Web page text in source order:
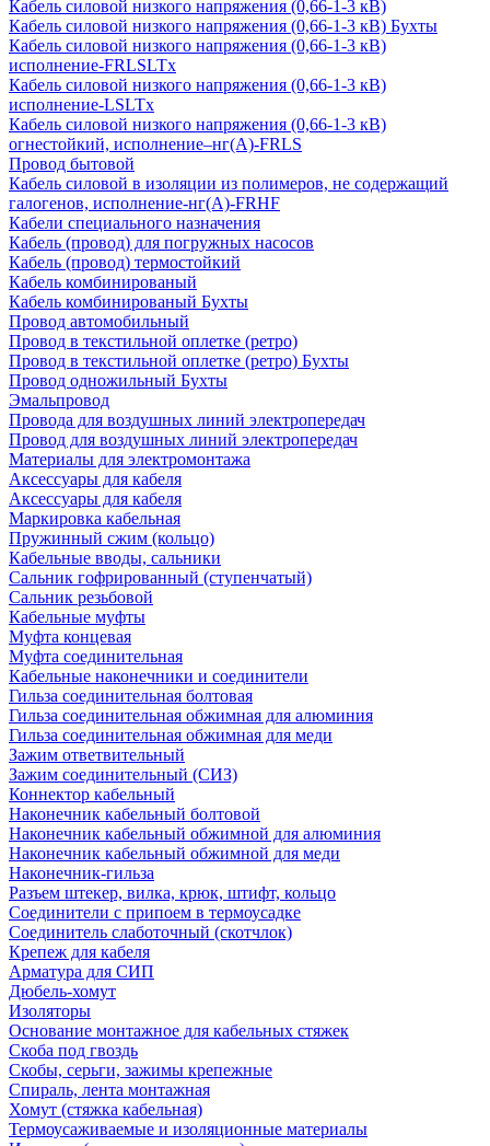
Кабель силовой низкого напряжения (0,66-1-3 кВ)
Кабель силовой низкого напряжения (0,66-1-3 кВ) Бухты
Кабель силовой низкого напряжения (0,66-1-3 кВ)
исполнение-FRLSLTx
Кабель силовой низкого напряжения (0,66-1-3 кВ)
исполнение-LSLTx
Кабель силовой низкого напряжения (0,66-1-3 кВ)
огнестойкий, исполнение–нг(А)-FRLS
Провод бытовой
Кабель силовой в изоляции из полимеров, не содержащий
галогенов, исполнение-нг(А)-FRHF
Кабели специального назначения
Кабель (провод) для погружных насосов
Кабель (провод) термостойкий
Кабель комбинированый
Кабель комбинированый Бухты
Провод автомобильный
Провод в текстильной оплетке (ретро)
Провод в текстильной оплетке (ретро) Бухты
Провод одножильный Бухты
Эмальпровод
Провода для воздушных линий электропередач
Провод для воздушных линий электропередач
Материалы для электромонтажа
Аксессуары для кабеля
Аксессуары для кабеля
Маркировка кабельная
Пружинный сжим (кольцо)
Кабельные вводы, сальники
Сальник гофрированный (ступенчатый)
Сальник резьбовой
Кабельные муфты
Муфта концевая
Муфта соединительная
Кабельные наконечники и соединители
Гильза соединительная болтовая
Гильза соединительная обжимная для алюминия
Гильза соединительная обжимная для меди
Зажим ответвительный
Зажим соединительный (СИЗ)
Коннектор кабельный
Наконечник кабельный болтовой
Наконечник кабельный обжимной для алюминия
Наконечник кабельный обжимной для меди
Наконечник-гильза
Разъем штекер, вилка, крюк, штифт, кольцо
Соединители с припоем в термоусадке
Соединитель слаботочный (скотчлок)
Крепеж для кабеля
Арматура для СИП
Дюбель-хомут
Изоляторы
Основание монтажное для кабельных стяжек
Скоба под гвоздь
Скобы, серьги, зажимы крепежные
Спираль, лента монтажная
Хомут (стяжка кабельная)
Термоусаживаемые и изоляционные материалы